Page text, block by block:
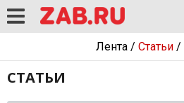
Лента/ Статьи/
СТАТЬИ